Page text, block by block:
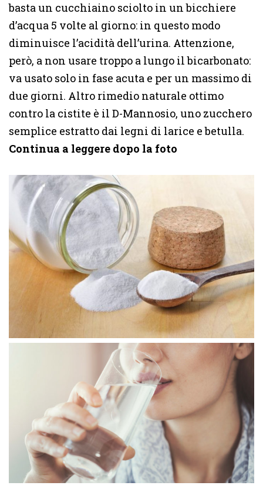
basta un cucchiaino sciolto in un bicchiere
d’acqua 5 volte al giorno: in questo modo
diminuisce l’acidità dell’urina. Attenzione,
però, a non usare troppo a lungo il bicarbonato:
va usato solo in fase acuta e per un massimo di
due giorni. Altro rimedio naturale ottimo
contro la cistite è il D-Mannosio, uno zucchero
semplice estratto dai legni di larice e betulla.
Continua a leggere dopo la foto